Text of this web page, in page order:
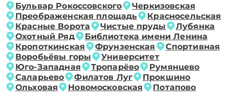
Бульвар Рокоссовского
Черкизовская
Преображенская площадь
Красносельская
Красные Ворота
Чистые пруды
Лубянка
Охотный Ряд
Библиотека имени Ленина
Кропоткинская
Фрунзенская
Спортивная
Воробьёвы горы
Университет
Юго-Западная
Тропарёво
Румянцево
Саларьево
Филатов Луг
Прокшино
Ольховая
Новомосковская Потапово